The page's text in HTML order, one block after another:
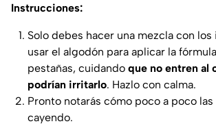
Instrucciones:
Solo debes hacer una mezcla con
usar el algodón para aplicar la
pestañas, cuidando que no entren al
podrían irritarlo. Hazlo con calma.
Pronto notarás cómo poco a poco las
cayendo.